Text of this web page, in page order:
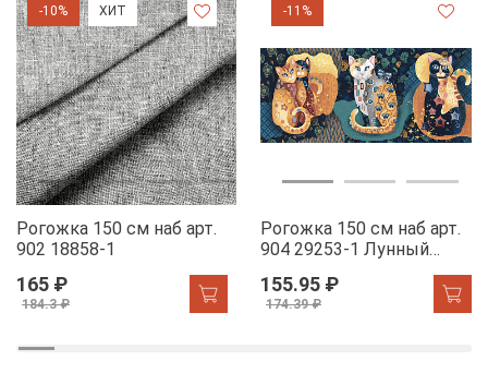
-10% ХИТ
Рогожка 150 см наб арт.
902 18858-1
165 ₽
184.3 ₽
-11%
Рогожка 150 см наб арт.
904 29253-1 Лунный
155.95 ₽
174.39 ₽